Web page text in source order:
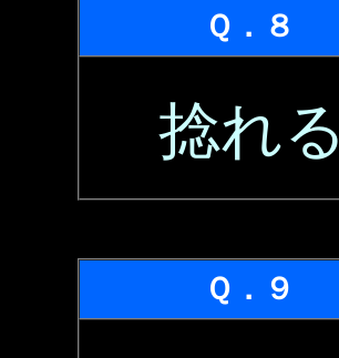
Ｑ．８
捻れる
Ｑ．９